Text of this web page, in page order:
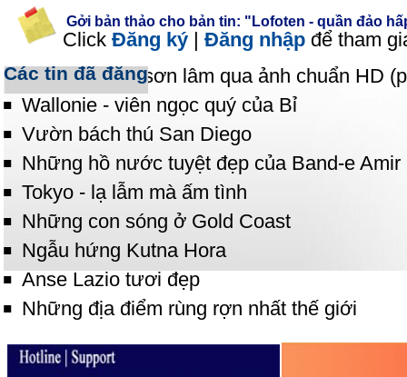
Gởi bản thảo cho bản tin: "Lofoten - quần đảo
Click Đăng ký | Đăng nhập để tham
Các tin đã đăng
Sư tử - Chúa sơn lâm qua ảnh chuẩn HD
Wallonie - viên ngọc quý của Bỉ
Vườn bách thú San Diego
Những hồ nước tuyệt đẹp của Band-e Amir
Tokyo - lạ lẫm mà ấm tình
Những con sóng ở Gold Coast
Ngẫu hứng Kutna Hora
Anse Lazio tươi đẹp
Những địa điểm rùng rợn nhất thế giới